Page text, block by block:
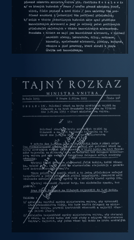
zobrazit PDF dokument